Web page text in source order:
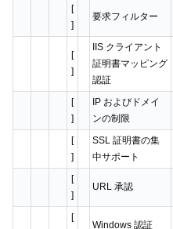
[
]
要求フィルター
[
]
IIS クライアント
証明書マッピング
認証
[
]
IP およびドメイ
ンの制限
[
]
SSL 証明書の集
中サポート
[
]
URL 承認
[
Windows 認証